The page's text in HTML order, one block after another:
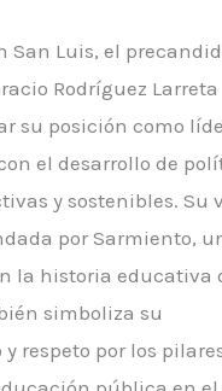
San Luis, el
Rodríguez Larreta
su posición como
el desarrollo de
y sostenibles. Su
por Sarmiento,
la historia educativa
simboliza su
respeto por los